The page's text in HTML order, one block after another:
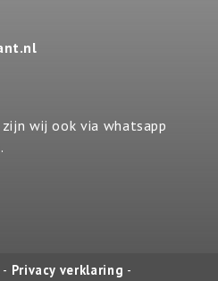
wij ook via whatsapp
Privacy verklaring -